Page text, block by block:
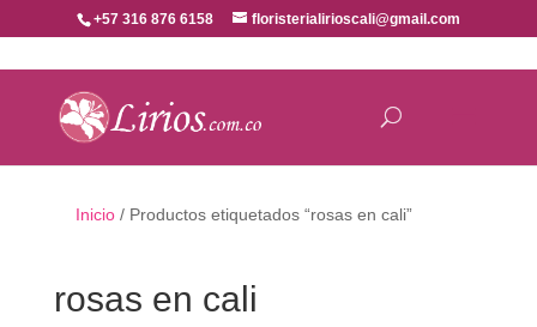
+57 316 876 6158 floristerialirioscali@gmail.com
Inicio/ Productos etiquetados “rosas en cali”
rosas en cali